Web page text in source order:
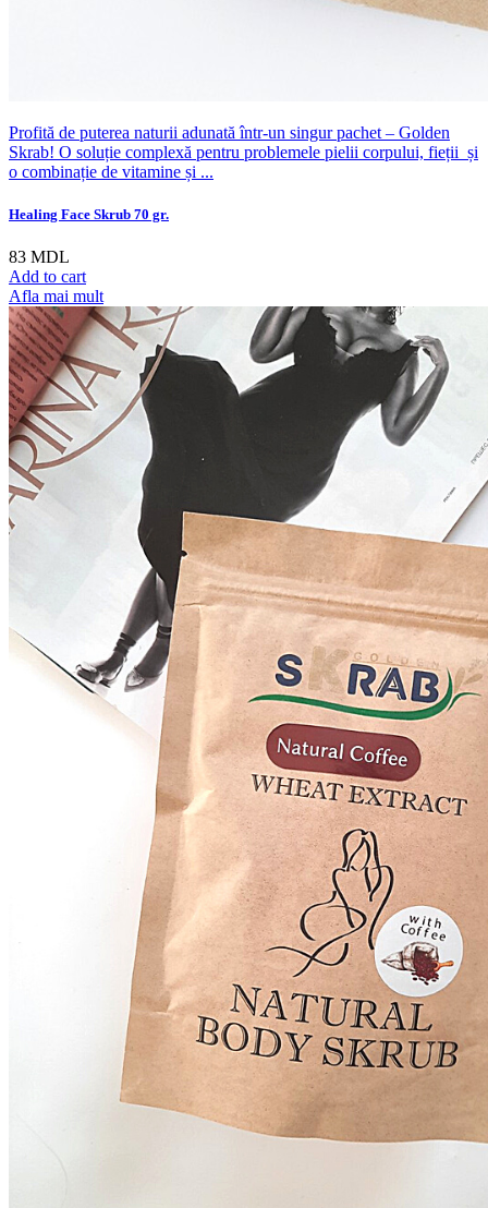
Profită de puterea naturii adunată într-un singur pachet – Golden
Skrab! O soluție complexă pentru problemele pielii corpului, fieții și
o combinație de vitamine și ...
Healing Face Skrub 70 gr.
83 MDL
Add to cart
Afla mai mult